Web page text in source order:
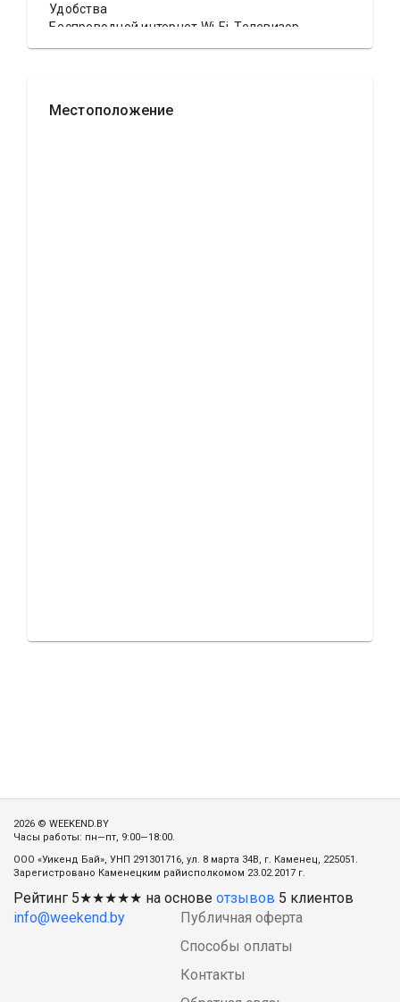
Удобства
Беспроводной интернет Wi-Fi, Телевизор,
подогрев воды (бойлер/колонка), Холодильник,
Местоположение
2026 © WEEKEND.BY
Часы работы: пн—пт, 9:00—18:00.
ООО «Уикенд Бай», УНП 291301716, ул. 8 марта 34В, г. Каменец, 225051.
Зарегистровано Каменецким райисполкомом 23.02.2017 г.
Рейтинг 5★★★★★ на основе отзывов 5 клиентов
info@weekend.by
Публичная оферта
Способы оплаты
Контакты